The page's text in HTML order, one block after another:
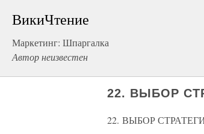
ВикиЧтение
Маркетинг: Шпаргалка
Автор неизвестен
22. ВЫБОР
22. ВЫБОР